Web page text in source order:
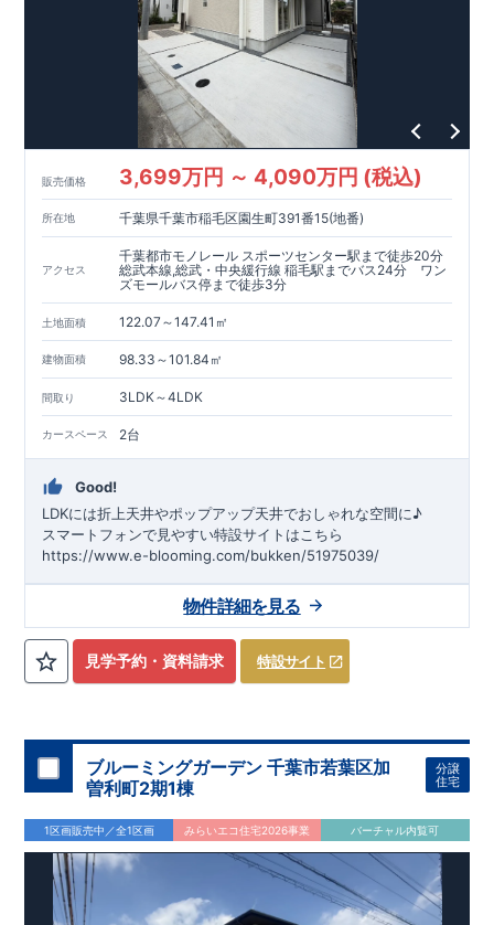
販売価格 3,699万円 ～ 4,090万円 (税込)
所在地 千葉県千葉市稲毛区園生町391番15(地番)
アクセス
千葉都市モノレール スポーツセンター駅まで徒歩20分
総武本線,総武・中央緩行線 稲毛駅までバス24分 ワン
ズモールバス停まで徒歩3分
土地面積 122.07～147.41㎡
建物面積 98.33～101.84㎡
間取り 3LDK～4LDK
カースペース 2台
Good!
LDKには折上天井やポップアップ天井でおしゃれな空間に♪
スマートフォンで見やすい特設サイトはこちら
https://www.e-blooming.com/bukken/51975039/
見学予約・資料請求 特設サイト
物件詳細を見る
ブルーミングガーデン 千葉市若葉区加
曽利町2期1棟
分譲
住宅
1区画販売中／全1区画 みらいエコ住宅2026事業 バーチャル内覧可